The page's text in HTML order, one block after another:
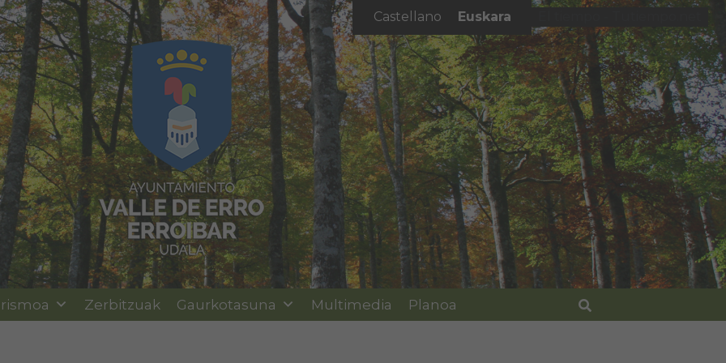
Castellano Euskara
Zerbitzuak Gaurkotasuna Multimedia Planoa
Bilatu